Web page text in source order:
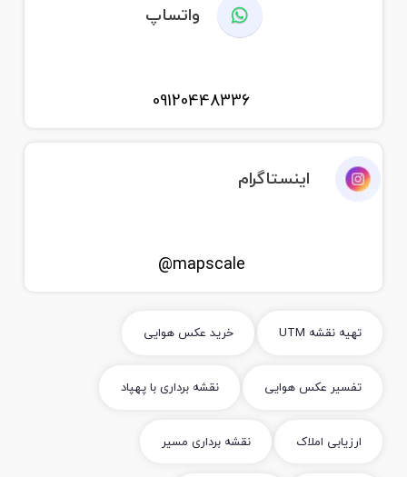
واتساپ
09120448336
اینستاگرام
mapscale@
تهیه نقشه UTM خرید عکس هوایی
تفسیر عکس هوایی نقشه برداری با پهپاد
ارزیابی املاک نقشه برداری مسیر